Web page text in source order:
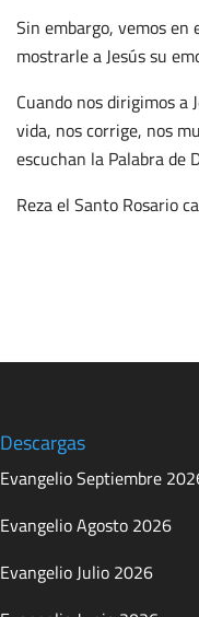
Sin embargo, vemos
mostrarle a Jesús su
Cuando nos dirigimos a
vida, nos corrige, nos
escuchan la Palabra de
Reza el Santo Rosario
Descargas
Evangelio Septiembre
Evangelio Agosto 2026
Evangelio Julio 2026